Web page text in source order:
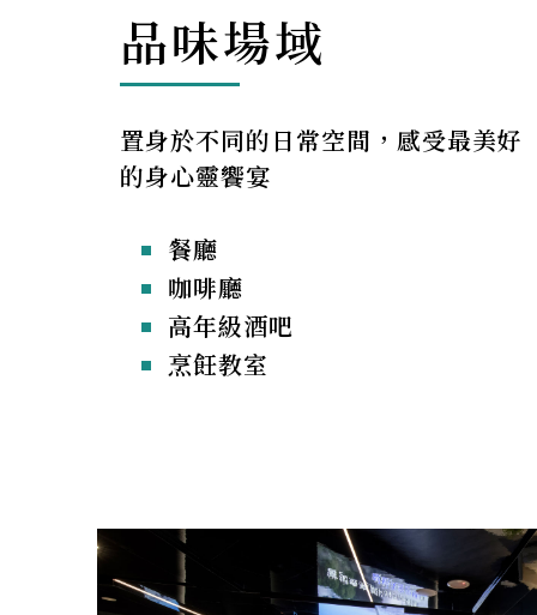
品味場域
置身於不同的日常空間，感受最美好
的身心靈饗宴
餐廳
咖啡廳
高年級酒吧
烹飪教室